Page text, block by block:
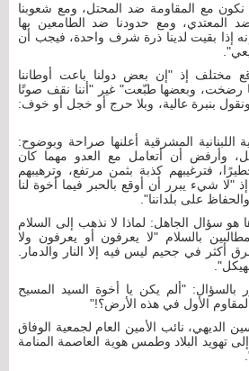
مع المقاومة ضد المحتل، ومع شعوبنا
المعتدي، ومع حدودنا ضد الطامعين بها
إنه إذا بقيت لدينا ذرة شرف واحدة، فيجب أن
مختلف إذ "إن بعض دولنا باعت أوطاننا
رضخت، وبعضها طبّعت" غير "أننا نقف صوتًا
بنبرة عالية، وبلا حرج أو خجل أو خوف:
اللبنانية المشرقية أعلنها صراحة وبوضوح:
وأرفض أن أتعامل مع العدو مهما كان
فترغيبهم كذبة بثمن مرتفع، وترهيبهم
شيء يبرر أن أوقع بالحبر فيما أخوة لنا
على بلداننا".
هو سؤال الجاهل: لماذا لا نذهب إلى السلام
بالسلام "لا يعرفون أو يعرفون ولا
أكثر في جحيم ليس فيه إلا النار والدمار.
"ألم يكن يا أخوة السيد المسيح
الأول في هذه الأرض؟!"
الديهي، نائب الأمين العام لجمعية الوفاق
تهويد البلاد وطمس هوية العاصمة المنامة